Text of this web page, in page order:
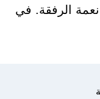
الرفقة. في